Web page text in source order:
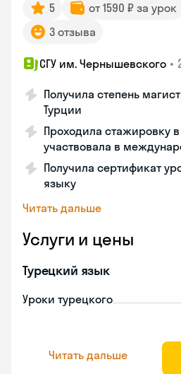
5 от 1590 ₽ за урок
3 отзыва
СГУ им. Чернышевского •
Получила степень
Турции
Проходила стажировку
участвовала в
Получила сертификат
языку
Читать дальше
Услуги и цены
Турецкий язык
Уроки турецкого
Читать дальше